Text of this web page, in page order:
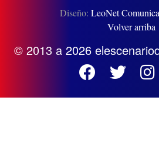
Diseño: LeoNet
Volver arriba
© 2013 a 2026